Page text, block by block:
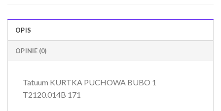
OPIS
OPINIE (0)
Tatuum KURTKA PUCHOWA BUBO 1
T2120.014B 171